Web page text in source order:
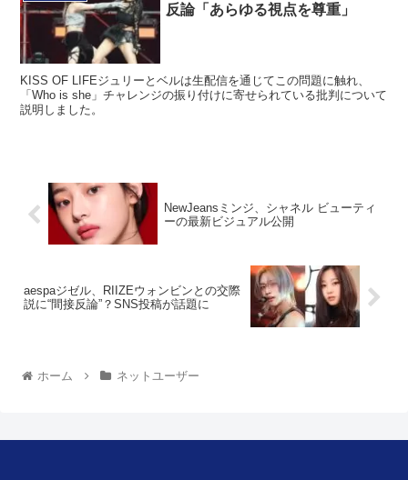
反論「あらゆる視点を尊重」
KISS OF LIFEジュリーとベルは生配信を通じてこの問題に触れ、
「Who is she」チャレンジの振り付けに寄せられている批判について
説明しました。
NewJeansミンジ、シャネル ビューティ
ーの最新ビジュアル公開
aespaジゼル、RIIZEウォンビンとの交際
説に“間接反論”？SNS投稿が話題に
ホーム ネットユーザー